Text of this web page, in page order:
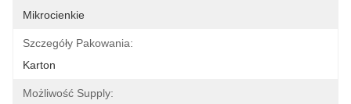
Mikrocienkie
Szczegóły Pakowania:
Karton
Możliwość Supply: